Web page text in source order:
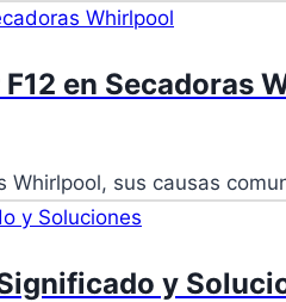
en Secadoras
Whirlpool, sus causas
y